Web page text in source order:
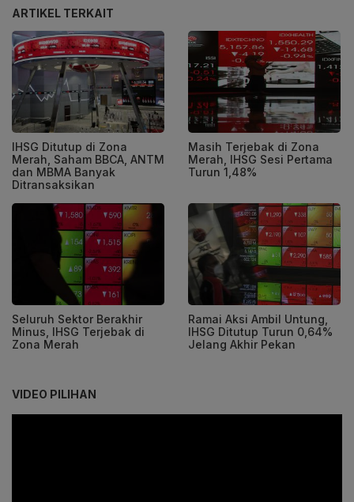
ARTIKEL TERKAIT
IHSG Ditutup di Zona
Merah, Saham BBCA, ANTM
dan MBMA Banyak
Ditransaksikan
Masih Terjebak di Zona
Merah, IHSG Sesi Pertama
Turun 1,48%
Seluruh Sektor Berakhir
Minus, IHSG Terjebak di
Zona Merah
Ramai Aksi Ambil Untung,
IHSG Ditutup Turun 0,64%
Jelang Akhir Pekan
VIDEO PILIHAN